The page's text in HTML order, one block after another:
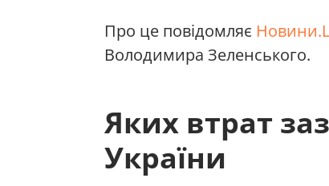
Про це повідомляє
Володимира Зеленського.
Яких втрат
України